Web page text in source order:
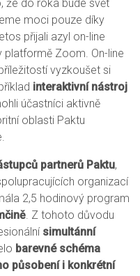
že do roka bude svět
moci pouze díky
přijali azyl on-line
platformě Zoom. On-line
vyzkoušet si
interaktivní nástroj
účastníci aktivně
oblasti Paktu
partnerů Paktu,
organizací
2,5 hodinový program
. Z tohoto důvodu
simultánní
barevné schéma
působení i konkrétní